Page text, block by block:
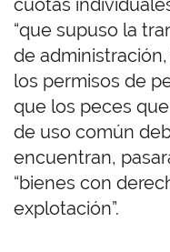
cuotas
“que supuso la
de
los permisos de
que los peces
de uso común
encuentran,
“bienes con
explotación”.